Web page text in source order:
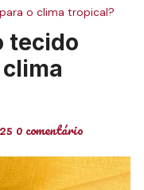
o clima tropical?
tecido
0 comentário